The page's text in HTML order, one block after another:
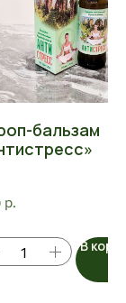
бальзам
р.
В